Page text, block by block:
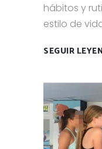
hábitos y
estilo de
SEGUIR